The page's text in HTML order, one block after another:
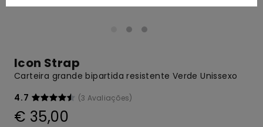
Icon Strap
Carteira grande bipartida resistente Verde Unissexo
4.7
(3 Avaliações)
€ 35,00